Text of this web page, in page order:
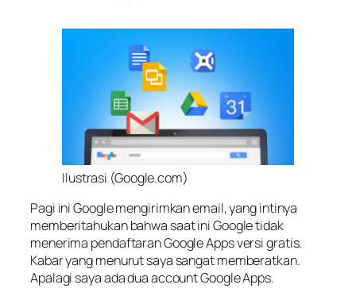
Ilustrasi (Google.com)
Pagi ini Google mengirimkan email, yang intinya
memberitahukan bahwa saat ini Google tidak
menerima pendaftaran Google Apps versi gratis.
Kabar yang menurut saya sangat memberatkan.
Apalagi saya ada dua account Google Apps.